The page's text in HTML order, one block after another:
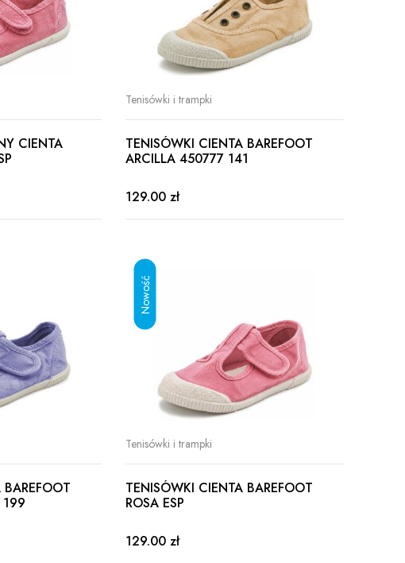
CIENTA
Tenisówki i trampki
TENISÓWKI CIENTA BAREFOOT
ARCILLA 450777 141
129.00 zł
199
Tenisówki i trampki
TENISÓWKI CIENTA BAREFOOT
ROSA ESP
129.00 zł